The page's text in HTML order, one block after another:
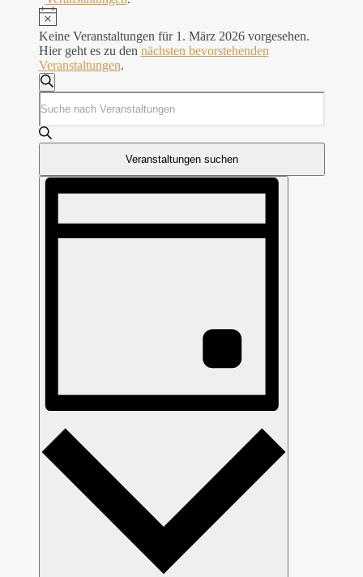
Hinweis
Keine Veranstaltungen für 1. März 2026 vorgesehen.
Hier geht es zu den nächsten bevorstehenden
Veranstaltungen.
Veranstaltungen
Suche
und
Ansichten,
Navigation
Suche
Bitte
Schlüsselwort
eingeben.
Suche
Veranstaltungen
Schlüsselwort.
Veranstaltungen suchen
Veranstaltung
Navigation